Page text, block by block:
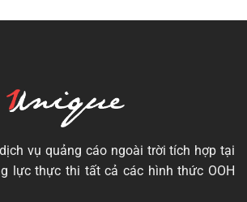
vụ quảng cáo ngoài trời tích hợp tại
lực thực thi tất cả các hình thức OOH